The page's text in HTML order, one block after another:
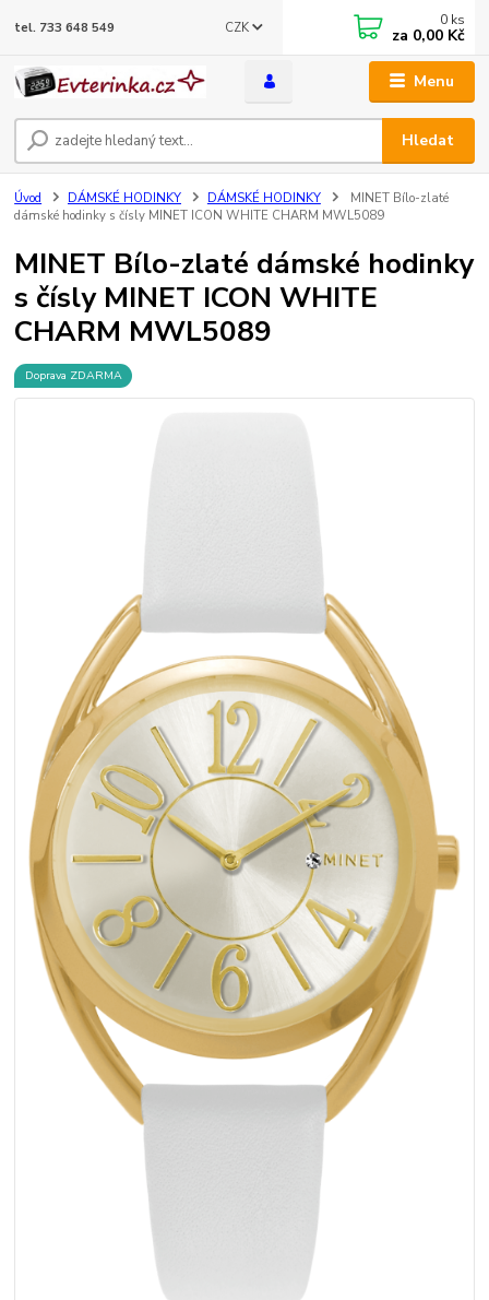
Menu
CZK
Hledat
tel. 733 648 549 0 ks
za 0,00 Kč
Úvod DÁMSKÉ HODINKY DÁMSKÉ HODINKY
MINET Bílo-zlaté
dámské hodinky s čísly MINET ICON WHITE CHARM MWL5089
MINET Bílo-zlaté dámské hodinky
s čísly MINET ICON WHITE
CHARM MWL5089
Doprava ZDARMA